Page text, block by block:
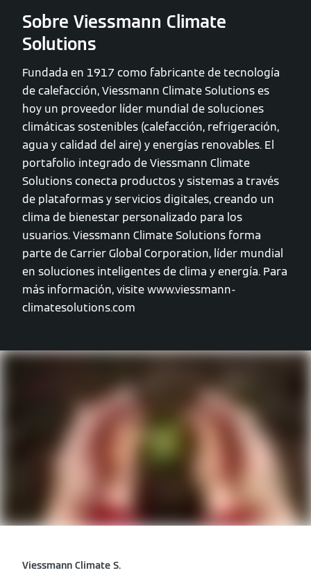
Sobre Viessmann Climate
Solutions
Fundada en 1917 como fabricante de tecnología
de calefacción, Viessmann Climate Solutions es
hoy un proveedor líder mundial de soluciones
climáticas sostenibles (calefacción, refrigeración,
agua y calidad del aire) y energías renovables. El
portafolio integrado de Viessmann Climate
Solutions conecta productos y sistemas a través
de plataformas y servicios digitales, creando un
clima de bienestar personalizado para los
usuarios. Viessmann Climate Solutions forma
parte de Carrier Global Corporation, líder mundial
en soluciones inteligentes de clima y energía. Para
más información, visite www.viessmann-
climatesolutions.com
Viessmann Climate S.